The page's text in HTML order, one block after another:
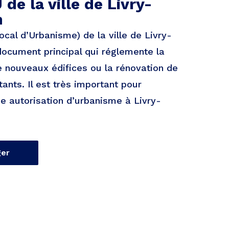
de la ville de Livry-
d’Urbanisme) de la ville de Livry-
principal qui réglemente la
nouveaux édifices ou la rénovation de
Il est très important pour
autorisation d’urbanisme à Livry-